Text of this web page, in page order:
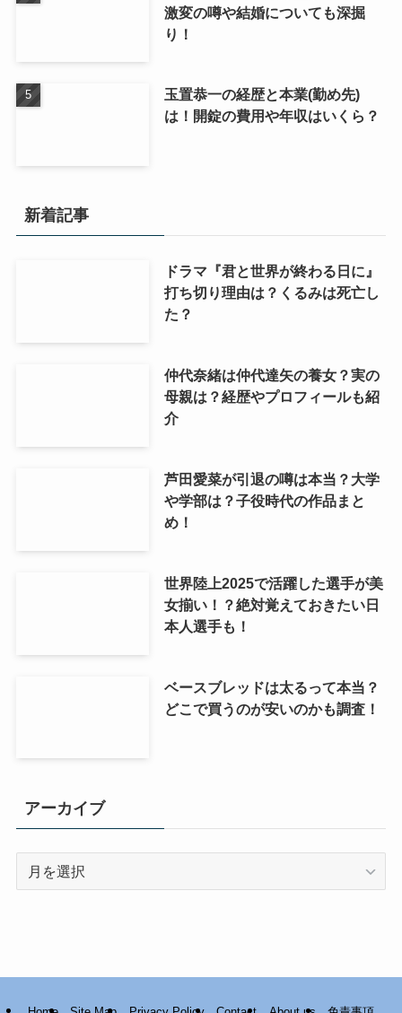
激変の噂や結婚についても深掘
り！
玉置恭一の経歴と本業(勤め先)
は！開錠の費用や年収はいくら？
新着記事
ドラマ『君と世界が終わる日に』
打ち切り理由は？くるみは死亡し
た？
仲代奈緒は仲代達矢の養女？実の
母親は？経歴やプロフィールも紹
介
芦田愛菜が引退の噂は本当？大学
や学部は？子役時代の作品まと
め！
世界陸上2025で活躍した選手が美
女揃い！？絶対覚えておきたい日
本人選手も！
ベースブレッドは太るって本当？
どこで買うのが安いのかも調査！
アーカイブ